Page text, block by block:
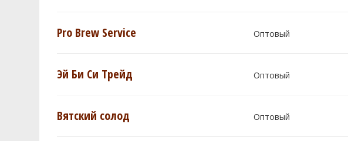
Pro Brew Service Оптовый
Эй Би Си Трейд Оптовый
Вятский солод Оптовый